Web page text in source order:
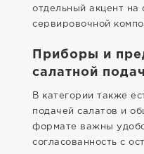
отдельный акцент на
сервировочной
Приборы и
салатной
В категории также
подачей салатов и
формате важны
согласованность с